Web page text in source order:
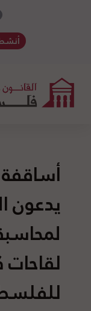
يدعون
لقاحات